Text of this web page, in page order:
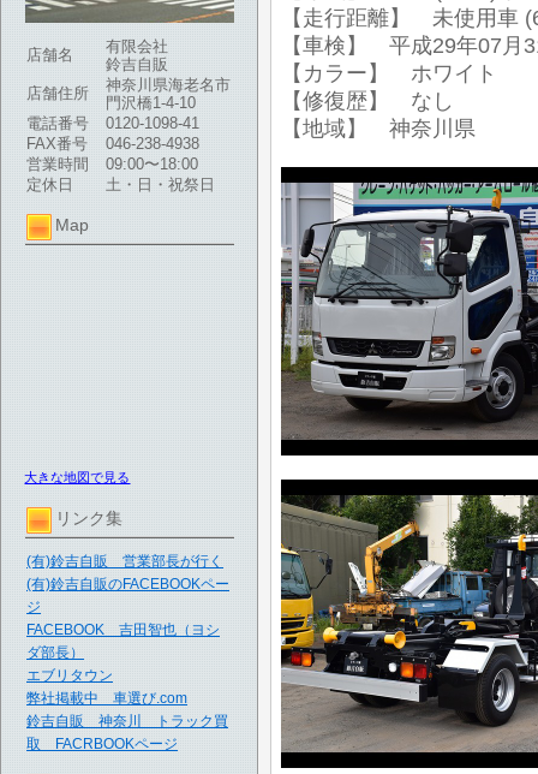
店舗名
有限会社
鈴吉自販
店舗住所
神奈川県海老名市
門沢橋1-4-10
電話番号
0120-1098-41
FAX番号
046-238-4938
営業時間
09:00〜18:00
定休日
土・日・祝祭日
Map
大きな地図で見る
リンク集
(有)鈴吉自販 営業部長が行く
(有)鈴吉自販のFACEBOOKペー
ジ
FACEBOOK 吉田智也（ヨシ
ダ部長）
エブリタウン
弊社掲載中 車選び.com
鈴吉自販 神奈川 トラック買
取 FACRBOOKページ
【走行距離】 未使用車
【車検】 平成29年07月
【カラー】 ホワイト
【修復歴】 なし
【地域】 神奈川県